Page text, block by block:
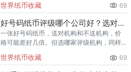
两年稳居中国钱币评级量第一，是国内纸币
评级领域综
世界纸币收藏 69
好号码纸币评级哪个公司好？选对机构让靓号价值翻倍
一张好号码纸币，送对机构和不送机构，价
格可能差好几倍。但选哪家评级机构，同样
高效的国内市场流通服务，已成为众多藏家
的首选之一。其累计评级量已突
世界纸币收藏 69